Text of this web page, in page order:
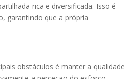
rica e diversificada. Isso é
garantindo que a própria
obstáculos é manter a qualidade